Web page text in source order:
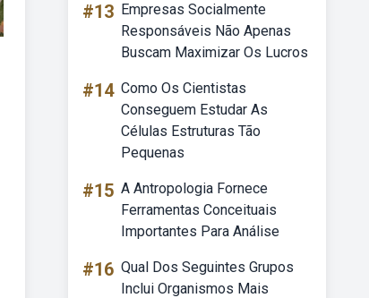
#13 Empresas Socialmente
Responsáveis Não Apenas
Buscam Maximizar Os Lucros
#14 Como Os Cientistas
Conseguem Estudar As
Células Estruturas Tão
Pequenas
#15 A Antropologia Fornece
Ferramentas Conceituais
Importantes Para Análise
#16 Qual Dos Seguintes Grupos
Inclui Organismos Mais